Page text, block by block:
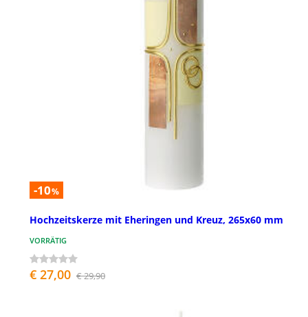
-10%
Hochzeitskerze mit Eheringen und Kreuz, 265x60 mm
VORRÄTIG
€ 27,00 € 29,90